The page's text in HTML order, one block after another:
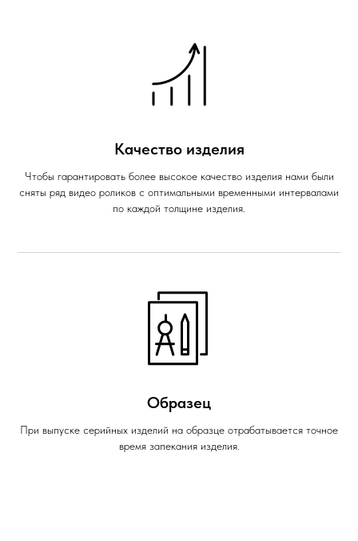
Качество изделия
Чтобы гарантировать более высокое качество изделия нами были
сняты ряд видео роликов с оптимальными временными интервалами
по каждой толщине изделия.
Образец
При выпуске серийных изделий на образце отрабатывается точное
время запекания изделия.